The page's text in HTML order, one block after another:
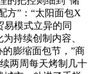
方”：“太阳面包X
模式立异的同
持续创制内容、
膨缩面包节，”商
两周每天烤制几十